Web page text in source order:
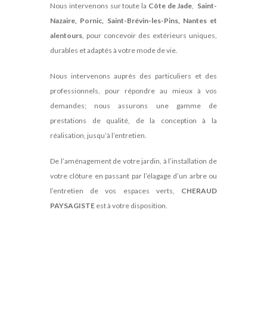
Nous intervenons sur toute la Côte de Jade
Saint-
Nazaire, Pornic, Saint-Brévin-les-Pins, Nantes et
alentours , pour concevoir des extérieurs uniques,
durables et adaptés à votre mode de vie.
Nous intervenons auprès des particuliers et des
professionnels, pour répondre au mieux à vos
demandes; nous assurons une gamme de
prestations de qualité, de la conception à la
réalisation, jusqu’à l’entretien.
De l’aménagement de votre jardin, à l’installation de
votre clôture en passant par l’élagage d’un arbre ou
l’entretien de vos espaces verts, CHERAUD
PAYSAGISTE est à votre disposition.